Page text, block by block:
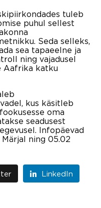
tuleb
puhul sellest
Seda selleks,
sea tapaeelne ja
ning vajadusel
Aafrika katku
kus käsitleb
oma
seadusest
Infopäevad
Märjal ning 05.02
LinkedIn